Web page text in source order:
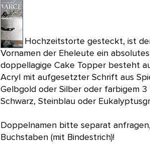
In die Hochzeitstorte gesteckt, ist
Vornamen der Eheleute ein
doppellagige Cake Topper besteht
Acryl mit aufgesetzter Schrift aus
Gelbgold oder Silber oder farbigem 3
Schwarz, Steinblau oder
Doppelnamen bitte separat
Buchstaben (mit Bindestrich)!